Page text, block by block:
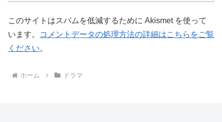
このサイトはスパムを低減するために Akismet を使って
います。
コメントデータの処理方法の詳細はこちらをご覧
ください。
ホーム ドラマ